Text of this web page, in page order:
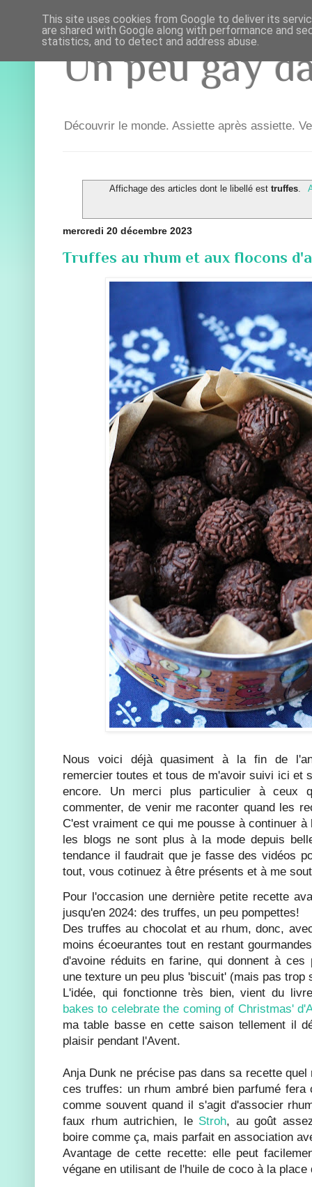
Un peu gay
Découvrir le monde. Assiette après assiette.
Affichage des articles dont le libellé esttruffes.
mercredi 20 décembre 2023
Truffes au rhum et aux flocons
Nous voici déjà quasiment à la fin de
remercier toutes et tous de m'avoir suivi ici et
encore. Un merci plus particulier à ceux
commenter, de venir me raconter quand les
C'est vraiment ce qui me pousse à continuer à
les blogs ne sont plus à la mode depuis
tendance il faudrait que je fasse des vidéos
tout, vous cotinuez à être présents et à me
Pour l'occasion une dernière petite recette
jusqu'en 2024: des truffes, un peu pompettes!
Des truffes au chocolat et au rhum, donc,
moins écoeurantes tout en restant
d'avoine réduits en farine, qui donnent à ces
une texture un peu plus 'biscuit' (mais pas trop
L'idée, qui fonctionne très bien, vient du
bakes to celebrate the coming of Christmas'
ma table basse en cette saison tellement il
plaisir pendant l'Avent.
Anja Dunk ne précise pas dans sa recette
ces truffes: un rhum ambré bien parfumé fera
comme souvent quand il s'agit d'associer
faux rhum autrichien, le Stroh, au goût
boire comme ça, mais parfait en association
Avantage de cette recette: elle peut
végane en utilisant de l'huile de coco à la place
This site uses cookies from Google to deliver its
are shared with Google along with performance and
statistics, and to detect and address abuse.